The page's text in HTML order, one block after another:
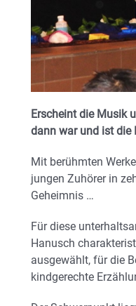
Erscheint die Musik
dann war und ist die
Mit berühmten
jungen Zuhörer in
Geheimnis …
Für diese
Hanusch
ausgewählt, für die
kindgerechte